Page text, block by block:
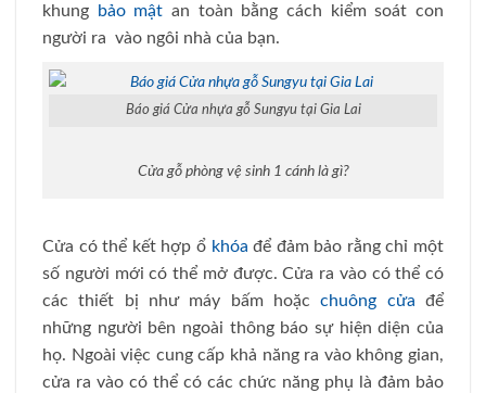
khung
bảo mật an toàn bằng cách kiểm soát con
người ra vào ngôi nhà của bạn.
Báo giá Cửa nhựa gỗ Sungyu tại Gia Lai
Cửa gỗ phòng vệ sinh 1 cánh là gì?
Cửa có thể kết hợp ổ khóa để đảm bảo rằng chỉ một
số người mới có thể mở được. Cửa ra vào có thể có
các thiết bị như máy bấm hoặcchuông cửa để
những người bên ngoài thông báo sự hiện diện của
họ. Ngoài việc cung cấp khả năng ra vào không gian,
cửa ra vào có thể có các chức năng phụ là đảm bảo